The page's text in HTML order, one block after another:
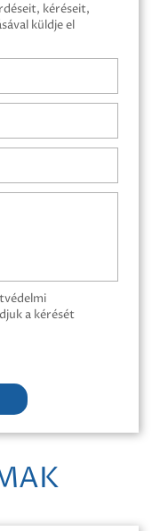
kéréseit,
küldje el
a kérését